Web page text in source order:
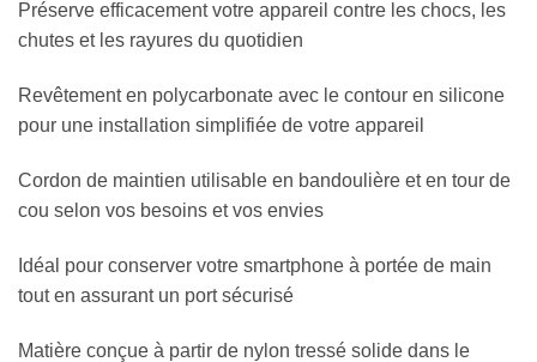
Préserve efficacement votre appareil contre les chocs, les
chutes et les rayures du quotidien
Revêtement en polycarbonate avec le contour en silicone
pour une installation simplifiée de votre appareil
Cordon de maintien utilisable en bandoulière et en tour de
cou selon vos besoins et vos envies
Idéal pour conserver votre smartphone à portée de main
tout en assurant un port sécurisé
Matière conçue à partir de nylon tressé solide dans le